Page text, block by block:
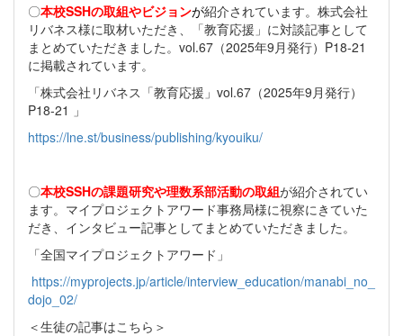
〇本校SSHの取組やビジョンが紹介されています。株式会社
リバネス様に取材いただき、「教育応援」に対談記事として
まとめていただきました。vol.67（2025年9月発行）P18-21
に掲載されています。
「株式会社リバネス「教育応援」vol.67（2025年9月発行）
P18-21 」
https://lne.st/business/publishing/kyouiku/
〇本校SSHの課題研究や理数系部活動の取組が紹介されてい
ます。マイプロジェクトアワード事務局様に視察にきていた
だき、インタビュー記事としてまとめていただきました。
「全国マイプロジェクトアワード」
https://myprojects.jp/article/interview_education/manabi_no_
dojo_02/
＜生徒の記事はこちら＞